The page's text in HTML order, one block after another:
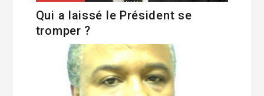
Qui a laissé le Président se
tromper ?